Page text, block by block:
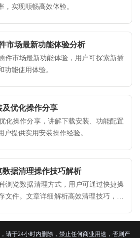
实现顺畅高效体验。
市场最新功能体验分析
件市场最新功能体验，用户可探索新插
功能使用体验。
及优化操作分享
化操作分享，讲解下载安装、功能配置
户提供实用安装操作经验。
据清理操作技巧解析
浏览数据清理方式，用户可通过快捷操
文件。文章详细解析高效清理技巧，帮
请于24小时内删除，禁止任何商业用途，否则产